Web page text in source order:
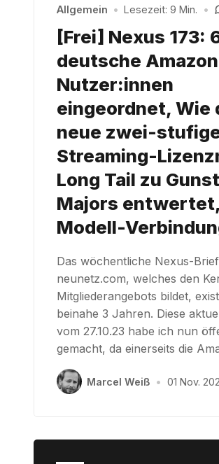
Allgemein • Lesezeit: 9 Min. •
[Frei] Nexus 173:
deutsche
Nutzer:innen
eingeordnet, Wie
neue zwei-
Streaming-
Long Tail zu
Majors
Modell-
Das wöchentliche Nexus-
neunetz.com, welches den
Mitgliederangebots bildet,
beinahe 3 Jahren. Diese
vom 27.10.23 habe ich nun
gemacht, da einerseits die
Marcel Weiß • 01 Nov.